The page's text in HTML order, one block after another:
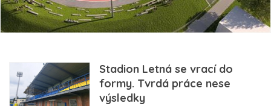
Stadion Letná se vrací do
formy. Tvrdá práce nese
výsledky